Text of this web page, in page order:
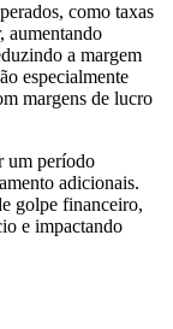
como taxas
aumentando
a margem
especialmente
margens de lucro
um período
adicionais.
golpe financeiro,
e impactando